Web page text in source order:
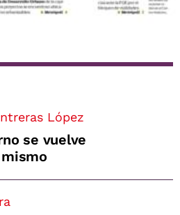
López
se vuelve